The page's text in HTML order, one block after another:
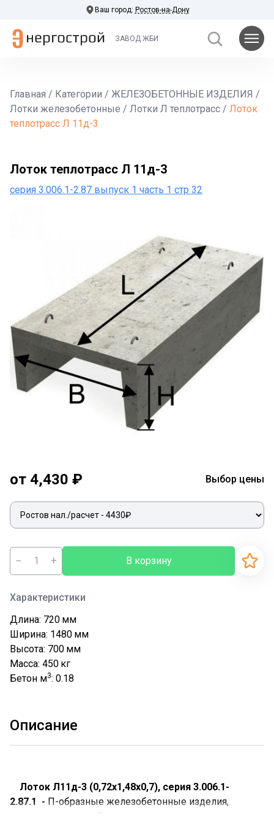
Ваш город: Ростов-на-Дону
ЗАВОД ЖБИ
Главная / Категории / ЖЕЛЕЗОБЕТОННЫЕ ИЗДЕЛИЯ /
Лотки железобетонные / Лотки Л теплотрасс / Лоток
теплотрасс Л 11д-3
Лоток теплотрасс Л 11д-3
серия 3.006.1-2.87 выпуск 1 часть 1 стр 32
от 4,430 ₽ Выбор цены
− + В корзину
Характеристики
Длина: 720 мм
Ширина: 1480 мм
Высота: 700 мм
Масса: 450 кг
Бетон м3: 0.18
Описание
Лоток Л11д-3 (0,72х1,48х0,7), серия 3.006.1-
2.87.1 - П-образные железобетонные изделия,
изготовленные из бетона тяжелых марок и